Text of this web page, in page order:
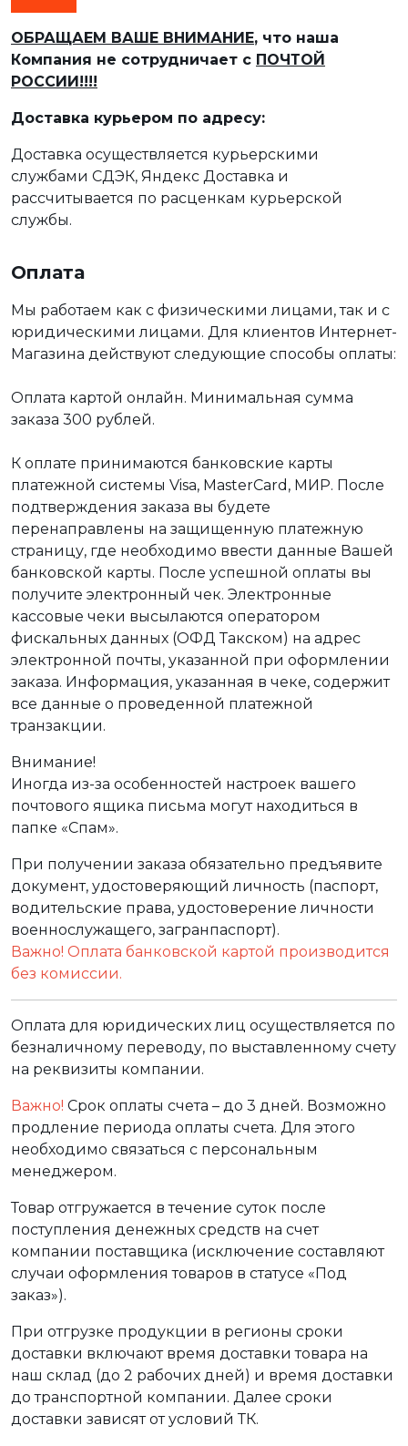
ОБРАЩАЕМ ВАШЕ ВНИМАНИЕ, что наша
Компания не сотрудничает с ПОЧТОЙ
РОССИИ!!!!
Доставка курьером по адресу:
Доставка осуществляется курьерскими
службами СДЭК, Яндекс Доставка и
рассчитывается по расценкам курьерской
службы.
Оплата
Мы работаем как с физическими лицами, так и с
юридическими лицами. Для клиентов Интернет-
Магазина действуют следующие способы оплаты:
Оплата картой онлайн. Минимальная сумма
заказа 300 рублей.
К оплате принимаются банковские карты
платежной системы Visa, MasterCard, МИР. После
подтверждения заказа вы будете
перенаправлены на защищенную платежную
страницу, где необходимо ввести данные Вашей
банковской карты. После успешной оплаты вы
получите электронный чек. Электронные
кассовые чеки высылаются оператором
фискальных данных (ОФД Такском) на адрес
электронной почты, указанной при оформлении
заказа. Информация, указанная в чеке, содержит
все данные о проведенной платежной
транзакции.
Внимание!
Иногда из-за особенностей настроек вашего
почтового ящика письма могут находиться в
папке «Спам».
При получении заказа обязательно предъявите
документ, удостоверяющий личность (паспорт,
водительские права, удостоверение личности
военнослужащего, загранпаспорт).
Важно! Оплата банковской картой производится
без комиссии.
Оплата для юридических лиц осуществляется по
безналичному переводу, по выставленному счету
на реквизиты компании.
Важно! Срок оплаты счета – до 3 дней. Возможно
продление периода оплаты счета. Для этого
необходимо связаться с персональным
менеджером.
Товар отгружается в течение суток после
поступления денежных средств на счет
компании поставщика (исключение составляют
случаи оформления товаров в статусе «Под
заказ»).
При отгрузке продукции в регионы сроки
доставки включают время доставки товара на
наш склад (до 2 рабочих дней) и время доставки
до транспортной компании. Далее сроки
доставки зависят от условий ТК.